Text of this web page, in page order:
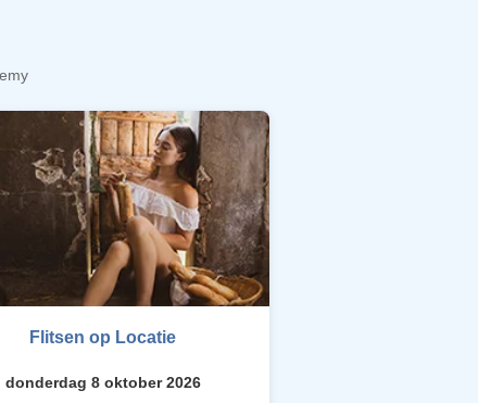
Flitsen op Locatie
donderdag 8 oktober 2026